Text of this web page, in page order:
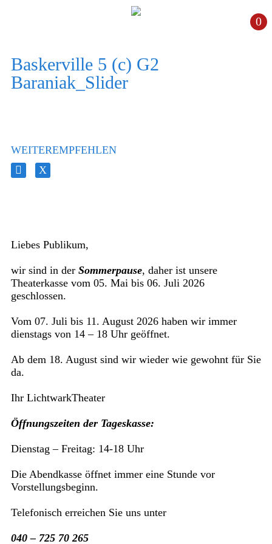
0
Baskerville 5 (c) G2
Baraniak_Slider
WEITEREMPFEHLEN
Liebes Publikum,
wir sind in derSommerpause, daher ist unsere
Theaterkasse vom 05. Mai bis 06. Juli 2026
geschlossen.
Vom 07. Juli bis 11. August 2026 haben wir immer
dienstags von 14 – 18 Uhr geöffnet.
Ab dem 18. August sind wir wieder wie gewohnt für Sie
da.
Ihr LichtwarkTheater
Öffnungszeiten der Tageskasse:
Dienstag – Freitag: 14-18 Uhr
Die Abendkasse öffnet immer eine Stunde vor
Vorstellungsbeginn.
Telefonisch erreichen Sie uns unter
040 – 725 70 265